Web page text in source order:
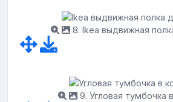
8. Ikea выдвижная
9. Угловая тумбочка